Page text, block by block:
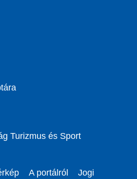
Turizmus és Sport
A portálról
Jogi